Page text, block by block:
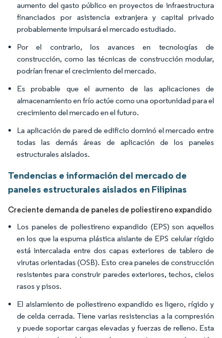
aumento del gasto público en proyectos de infraestructura
financiados por asistencia extranjera y capital privado
probablemente impulsará el mercado estudiado.
Por el contrario, los avances en tecnologías de
construcción, como las técnicas de construcción modular,
podrían frenar el crecimiento del mercado.
Es probable que el aumento de las aplicaciones de
almacenamiento en frío actúe como una oportunidad para el
crecimiento del mercado en el futuro.
La aplicación de pared de edificio dominó el mercado entre
todas las demás áreas de aplicación de los paneles
estructurales aislados.
Tendencias e información del mercado de
paneles estructurales aislados en Filipinas
Creciente demanda de paneles de poliestireno expandido
Los paneles de poliestireno expandido (EPS) son aquellos
en los que la espuma plástica aislante de EPS celular rígido
está intercalada entre dos capas exteriores de tablero de
virutas orientadas (OSB). Esto crea paneles de construcción
resistentes para construir paredes exteriores, techos, cielos
rasos y pisos.
El aislamiento de poliestireno expandido es ligero, rígido y
de celda cerrada. Tiene varias resistencias a la compresión
y puede soportar cargas elevadas y fuerzas de relleno. Esta